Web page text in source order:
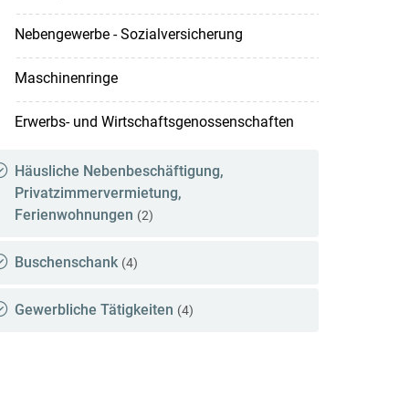
Nebengewerbe - Sozialversicherung
Maschinenringe
Erwerbs- und Wirtschaftsgenossenschaften
Häusliche Nebenbeschäftigung,
Privatzimmervermietung,
Ferienwohnungen (2)
Buschenschank (4)
Gewerbliche Tätigkeiten (4)